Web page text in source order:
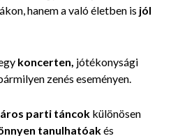
hanem a való életben is jól
koncerten, jótékonysági
zenés eseményen.
parti táncok különösen
tanulhatóakés